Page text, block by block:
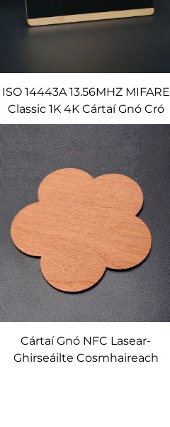
ISO 14443A 13.56MHZ MIFARE
Classic 1K 4K Cártaí Gnó Cró
cárta cró Blank RFID do
Ghníomhaíochtaí Dídeanach
Cártaí Gnó NFC Lasear-
Ghirseáilte Cosmhaireach